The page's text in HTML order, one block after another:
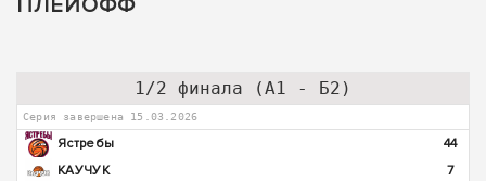
ПЛЕЙОФФ
1/2 финала (А1 - Б2)
Серия завершена 15.03.2026
Ястребы
44
КАУЧУК
7